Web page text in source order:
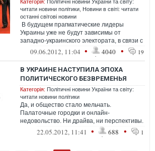
Категорія: Політичні новини України та світу:
читати новини політики Новини в світі: читати
останні світові новини
В будущем прагматические лидеры
Украины уже не будут зависимы от
западно-украинского электората, в связи с
логическим ослаблением национали...
09.06.2012, 11:04 • 4040 • 19
В УКРАИНЕ НАСТУПИЛА ЭПОХА
ПОЛИТИЧЕСКОГО БЕЗВРЕМЕНЬЯ
Категорія: Політичні новини України та світу:
читати новини політики
Да, и общество стало мельчать.
Палаточные городки и онлайн-
недовольство. Ни драйва, ни перспективы.
О мелкости и мелочности политических
22.05.2012, 11:41 • 688 • 1